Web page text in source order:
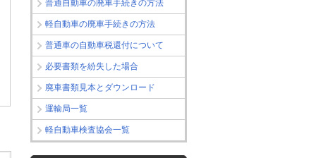
普通自動車の廃車手続きの方法
軽自動車の廃車手続きの方法
普通車の自動車税還付について
必要書類を紛失した場合
廃車書類見本とダウンロード
運輸局一覧
軽自動車検査協会一覧